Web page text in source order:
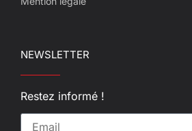
NEWSLETTER
Restez informé !